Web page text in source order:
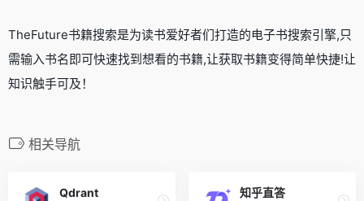
TheFuture书籍搜索是为读书爱好者们打造的电子书搜索引擎,只
需输入书名即可快速找到想看的书籍,让获取书籍变得简单快捷!让
知识触手可及！
相关导航
Qdrant 知乎直答